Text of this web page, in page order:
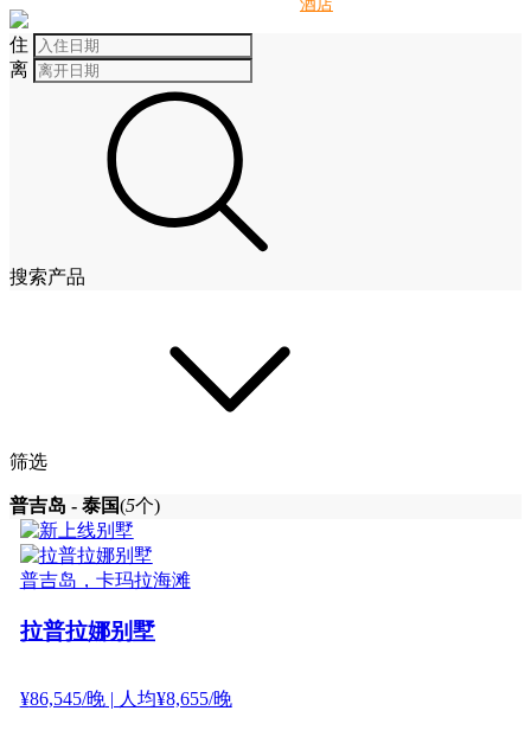
住
离
搜索产品
筛选
普吉岛 - 泰国(5个)
普吉岛，卡玛拉海滩
拉普拉娜别墅
¥86,545/晚| 人均¥8,655/晚